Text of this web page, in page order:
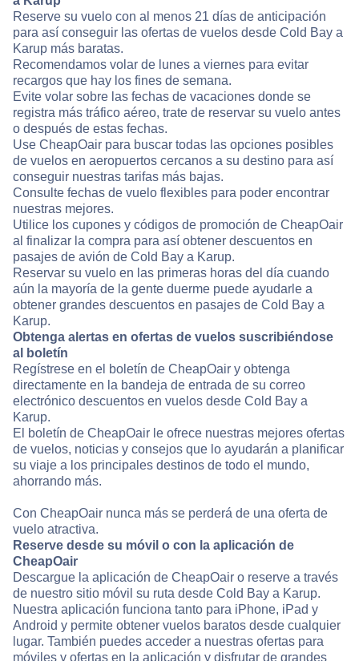
Reserve su vuelo con al menos 21 días de anticipación
para así conseguir las ofertas de vuelos desde Cold Bay a
Karup más baratas.
Recomendamos volar de lunes a viernes para evitar
recargos que hay los fines de semana.
Evite volar sobre las fechas de vacaciones donde se
registra más tráfico aéreo, trate de reservar su vuelo antes
o después de estas fechas.
Use CheapOair para buscar todas las opciones posibles
de vuelos en aeropuertos cercanos a su destino para así
conseguir nuestras tarifas más bajas.
Consulte fechas de vuelo flexibles para poder encontrar
nuestras mejores.
Utilice los cupones y códigos de promoción de CheapOair
al finalizar la compra para así obtener descuentos en
pasajes de avión de Cold Bay a Karup.
Reservar su vuelo en las primeras horas del día cuando
aún la mayoría de la gente duerme puede ayudarle a
obtener grandes descuentos en pasajes de Cold Bay a
Karup.
Obtenga alertas en ofertas de vuelos suscribiéndose
al boletín
Regístrese en el boletín de CheapOair y obtenga
directamente en la bandeja de entrada de su correo
electrónico descuentos en vuelos desde Cold Bay a
Karup.
El boletín de CheapOair le ofrece nuestras mejores ofertas
de vuelos, noticias y consejos que lo ayudarán a planificar
su viaje a los principales destinos de todo el mundo,
ahorrando más.
Con CheapOair nunca más se perderá de una oferta de
vuelo atractiva.
Reserve desde su móvil o con la aplicación de
CheapOair
Descargue la aplicación de CheapOair o reserve a través
de nuestro sitio móvil su ruta desde Cold Bay a Karup.
Nuestra aplicación funciona tanto para iPhone, iPad y
Android y permite obtener vuelos baratos desde cualquier
lugar. También puedes acceder a nuestras ofertas para
móviles y ofertas en la aplicación y disfrutar de grandes